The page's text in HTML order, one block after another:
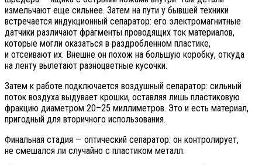
измельчают еще сильнее. Затем на пути у бывшей техники
встречается индукционный сепаратор: его электромагнитные
датчики различают фрагменты проводящих ток материалов,
которые могли оказаться в раздробленном пластике,
и отсеивают их. Внешне он похож на большую коробку, откуда
на ленту вылетают разноцветные кусочки.
Затем к работе подключается воздушный сепаратор: сильный
поток воздуха выдувает крошки, оставляя лишь пластиковую
фракцию диаметром 20–25 миллиметров. Это и есть материал,
пригодный для вторичного использования.
Финальная стадия — оптический сепаратор: он контролирует,
не смешался ли случайно с пластиком металл.